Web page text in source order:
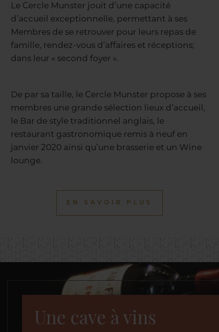
Le Cercle Munster jouit d’une capacité
d’accueil exceptionnelle, permettant à ses
Membres de se retrouver pour leurs repas de
famille, rendez-vous d’affaires et réceptions;
dans leur « second foyer ».
De par sa taille, le Cercle Munster propose à ses
membres une grande sélection lieux d’accueil,
le Bar de style traditionnel anglais, le
restaurant gastronomique remis à neuf en
janvier 2020 ainsi qu’une brasserie et un Wine
lounge.
EN SAVOIR PLUS
Une cave à vins